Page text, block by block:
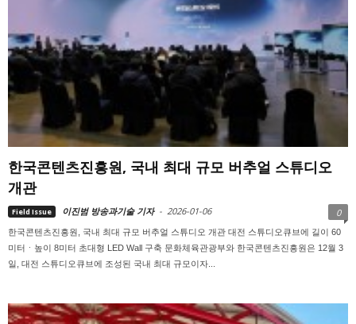
한국콘텐츠진흥원, 국내 최대 규모 버추얼 스튜디오
개관
Field Issue 이진범 방송과기술 기자 - 2026-01-06 0
한국콘텐츠진흥원, 국내 최대 규모 버추얼 스튜디오 개관 대전 스튜디오큐브에 길이 60
미터ㆍ높이 8미터 초대형 LED Wall 구축 문화체육관광부와 한국콘텐츠진흥원은 12월 3
일, 대전 스튜디오큐브에 조성된 국내 최대 규모이자...